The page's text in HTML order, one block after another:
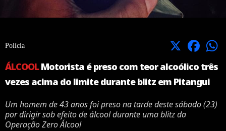
Polícia X Facebook
ÁLCOOLMotorista é preso com teor alcoólico três
vezes acima do limite durante blitz em Pitangui
Um homem de 43 anos foi preso na tarde deste sábado (23)
por dirigir sob efeito de álcool durante uma blitz da
Operação Zero Álcool